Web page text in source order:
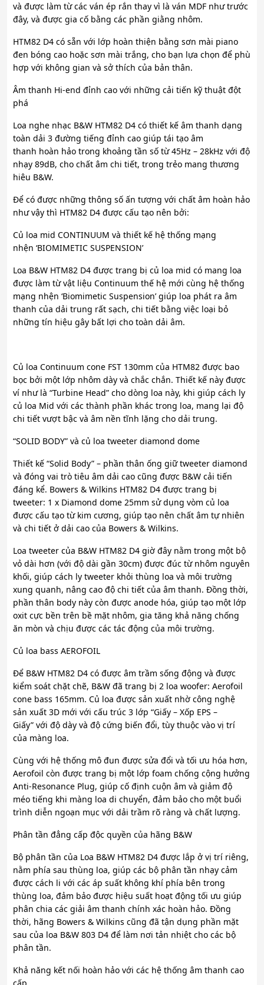
và được làm từ các ván ép rắn thay vì là ván MDF như trước
đây, và được gia cố bằng các phần giằng nhôm.
HTM82 D4 có sẵn với lớp hoàn thiện bằng sơn mài piano
đen bóng cao hoặc sơn mài trắng, cho bạn lựa chọn để phù
hợp với không gian và sở thích của bản thân.
Âm thanh Hi-end đỉnh cao với những cải tiến kỹ thuật đột
phá
Loa nghe nhạc B&W HTM82 D4 có thiết kế âm thanh dạng
toàn dải 3 đường tiếng đỉnh cao giúp tái tạo âm
thanh hoàn hảo trong khoảng tần số từ 45Hz – 28kHz với độ
nhạy 89dB, cho chất âm chi tiết, trong trẻo mang thương
hiêu B&W.
Để có được những thông số ấn tượng với chất âm hoàn hảo
như vậy thì HTM82 D4 được cấu tạo nên bởi:
Củ loa mid CONTINUUM và thiết kế hệ thống mạng
nhện ‘BIOMIMETIC SUSPENSION’
Loa B&W HTM82 D4 được trang bị củ loa mid có mang loa
được làm từ vật liệu Continuum thế hệ mới cùng hệ thống
mạng nhện ‘Biomimetic Suspension’ giúp loa phát ra âm
thanh của dải trung rất sạch, chi tiết bằng việc loại bỏ
những tín hiệu gây bất lợi cho toàn dải âm.
Củ loa Continuum cone FST 130mm của HTM82 được bao
bọc bởi một lớp nhôm dày và chắc chắn. Thiết kế này được
ví như là “Turbine Head” cho dòng loa này, khi giúp cách ly
củ loa Mid với các thành phần khác trong loa, mang lại độ
chi tiết vượt bậc và âm nền tĩnh lặng cho dải trung.
“SOLID BODY” và củ loa tweeter diamond dome
Thiết kế “Solid Body” – phần thân ống giữ tweeter diamond
và đóng vai trò tiêu âm dải cao cũng được B&W cải tiến
đáng kể. Bowers & Wilkins HTM82 D4 được trang bị
tweeter: 1 x Diamond dome 25mm sử dụng vòm củ loa
được cấu tạo từ kim cương, giúp tạo nên chất âm tự nhiên
và chi tiết ở dải cao của Bowers & Wilkins.
Loa tweeter của B&W HTM82 D4 giờ đây nằm trong một bộ
vỏ dài hơn (với độ dài gần 30cm) được đúc từ nhôm nguyên
khối, giúp cách ly tweeter khỏi thùng loa và môi trường
xung quanh, nâng cao độ chi tiết của âm thanh. Đồng thời,
phần thân body này còn được anode hóa, giúp tạo một lớp
oxit cực bền trên bề mặt nhôm, gia tăng khả năng chống
ăn mòn và chịu được các tác động của môi trường.
Củ loa bass AEROFOIL
Để B&W HTM82 D4 có được âm trầm sống động và được
kiểm soát chặt chẽ, B&W đã trang bị 2 loa woofer: Aerofoil
cone bass 165mm. Củ loa được sản xuất nhờ công nghệ
sản xuất 3D mới với cấu trúc 3 lớp “Giấy – Xốp EPS –
Giấy” với độ dày và độ cứng biến đổi, tùy thuộc vào vị trí
của màng loa.
Cùng với hệ thống mô đun được sửa đổi và tối ưu hóa hơn,
Aerofoil còn được trang bị một lớp foam chống cộng hưởng
Anti-Resonance Plug, giúp cố định cuộn âm và giảm độ
méo tiếng khi màng loa di chuyển, đảm bảo cho một buổi
trình diễn ngoạn mục với dải trầm rõ ràng và chất lượng.
Phân tần đẳng cấp độc quyền của hãng B&W
Bộ phân tần của Loa B&W HTM82 D4 được lắp ở vị trí riêng,
nằm phía sau thùng loa, giúp các bộ phân tần nhạy cảm
được cách li với các áp suất không khí phía bên trong
thùng loa, đảm bảo được hiệu suất hoạt động tối ưu giúp
phân chia các giải âm thanh chính xác hoàn hảo. Đồng
thời, hãng Bowers & Wilkins cũng đã tận dụng phần mặt
sau của loa B&W 803 D4 để làm nơi tản nhiệt cho các bộ
phân tần.
Khả năng kết nối hoàn hảo với các hệ thống âm thanh cao